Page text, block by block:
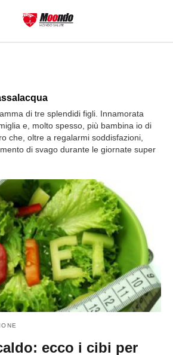
di tre splendidi figli. Innamorata
e, molto spesso, più bambina io di
che, oltre a regalarmi soddisfazioni,
di svago durante le giornate super
ecco i cibi per